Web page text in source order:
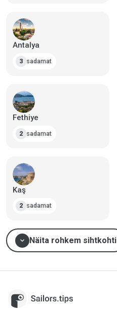
Antalya
3 sadamat
Fethiye
2 sadamat
Kaş
2 sadamat
expand_more Näita rohkem sihtkohti